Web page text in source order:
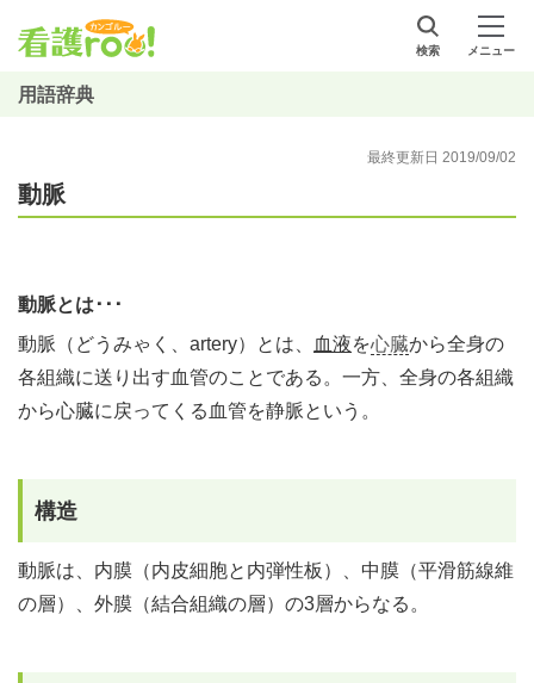
検索 メニュー
用語辞典
最終更新日 2019/09/02
動脈
動脈とは･･･
動脈（どうみゃく、artery）とは、
血液を心臓から全身の
各組織に送り出す血管のことである。一方、全身の各組織
から心臓に戻ってくる血管を静脈という。
構造
動脈は、内膜（内皮細胞と内弾性板）、中膜（平滑筋線維
の層）、外膜（結合組織の層）の3層からなる。